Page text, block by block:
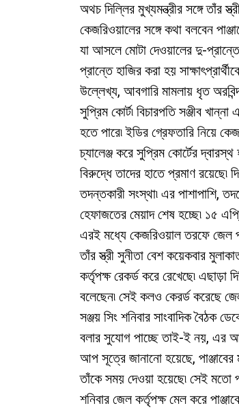
অথচ দিল্লির মুখ্যমন্ত্রীর সঙ্গে তাঁর
কেজরিওয়ালের সঙ্গে কথা বলবেন
যা আসলে মোটা দেওয়ালের দু-
প্রান্তে হাজির করা হয়
উল্লেখ্য, আবগারি মামলায় ধৃত
সুপ্রিম কোর্ট৷ বিচারপতি সঞ্জীব
হতে পারে৷ ইডির গ্রেফতারি নিয়ে
চ্যালেঞ্জ করে সুপ্রিম কোর্টের
বিরুদ্ধে তাদের হাতে প্রমাণ রয়েছে৷
তদন্তকারী সংস্থা৷ এর পাশাপাশি,
হেফাজতের মেয়াদ শেষ হচ্ছে৷ ১৫
এরই মধ্যে কেজরিওয়াল তরফে জেল
তাঁর স্ত্রী সুনীতা বেশ কয়েকবার
কর্তৃপক্ষ রেকর্ড করে রেখেছে৷ এছাড়া
বলেছেন৷ সেই কলও কেরর্ড করেছে
সঞ্জয় সিং শনিবার সাংবাদিক বৈঠক
বলার সুযোগ পাচ্ছে তাই-ই নয়, এর
আপ সূত্রে জানানো হয়েছে, পাঞ্জাবের
তাঁকে সময় দেওয়া হয়েছে৷ সেই মতো
শনিবার জেল কর্তৃপক্ষ মেল করে